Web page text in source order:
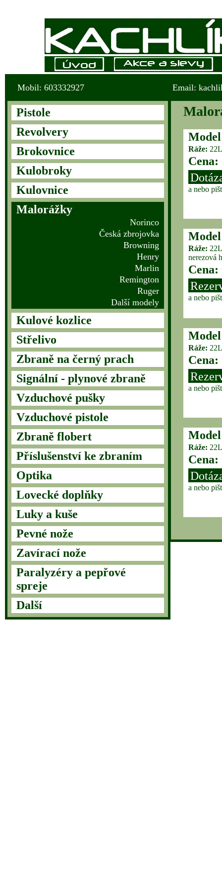
Pistole
Revolvery
Brokovnice
Kulobroky
Kulovnice
Malorážky
Norinco
Česká zbrojovka
Browning
Henry
Marlin
Remington
Ruger
Další modely
Kulové kozlice
Střelivo
Zbraně na černý prach
Signální - plynové zbraně
Vzduchové pušky
Vzduchové pistole
Zbraně flobert
Příslušenství ke zbraním
Optika
Lovecké doplňky
Luky a kuše
Pevné nože
Zavírací nože
Paralyzéry a pepřové
spreje
Další
Mobil: 603332927 Email:
Ráže:
Cena:
a nebo
Ráže:
nerezová
Cena:
a nebo
Ráže:
Cena:
a nebo
Ráže:
Cena:
a nebo